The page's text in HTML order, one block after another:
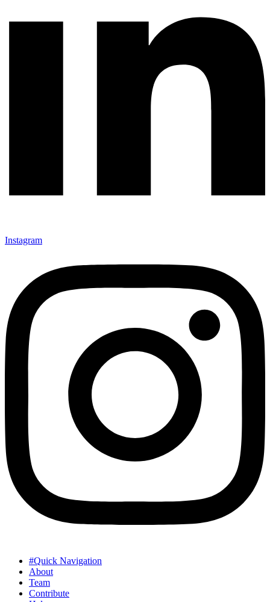
Instagram
#Quick Navigation
About
Team
Contribute